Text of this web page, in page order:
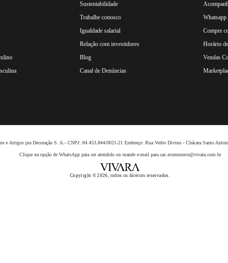
Sustentabilidade
Trabalhe conosco
Igualdade salarial
Relação com investidores
Blog
Canal de Denúncias
Whatsapp
Compre
Horário
Vendas
e Artigos pra Decoração S. A.- CNPJ: 84.453.844/0021-21 Endereço: Rua Verbo Divino - Chácara Santo
Clique na opção de WhatsApp para ser atendido ou mande e-mail para sac.ecommerce@vivara.com.br
Copyright © 2026, todos os direitos reservados.